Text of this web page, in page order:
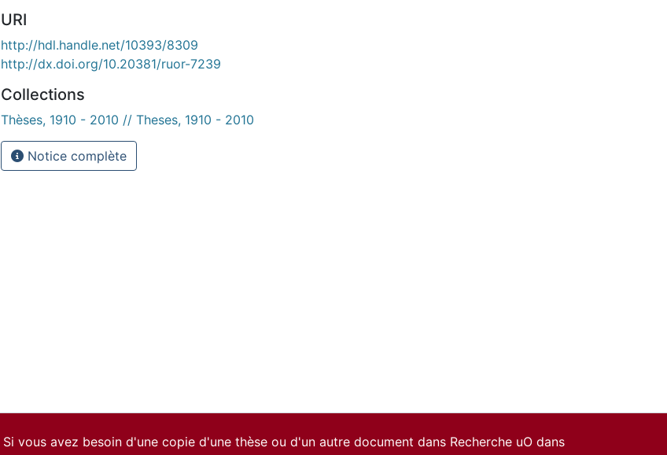
URI
http://hdl.handle.net/10393/8309
http://dx.doi.org/10.20381/ruor-7239
Collections
Thèses, 1910 - 2010 // Theses, 1910 - 2010
Notice complète
Si vous avez besoin d'une copie d'une thèse ou d'un autre document dans Recherche uO dans